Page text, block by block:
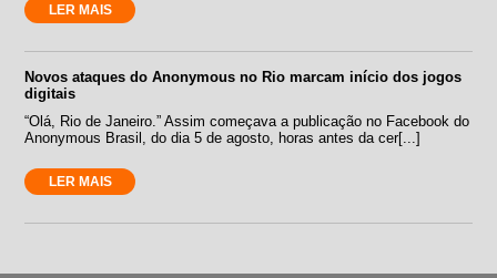
LER MAIS
Novos ataques do Anonymous no Rio marcam início dos jogos
digitais
“Olá, Rio de Janeiro.” Assim começava a publicação no Facebook do
Anonymous Brasil, do dia 5 de agosto, horas antes da cer[...]
LER MAIS